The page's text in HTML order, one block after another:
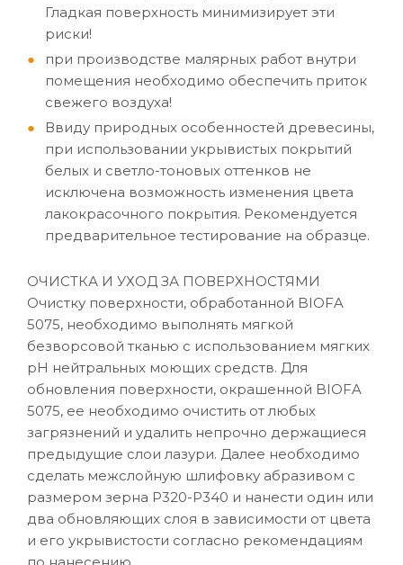
Гладкая поверхность минимизирует эти
риски!
при производстве малярных работ внутри
помещения необходимо обеспечить приток
свежего воздуха!
Ввиду природных особенностей древесины,
при использовании укрывистых покрытий
белых и светло-тоновых оттенков не
исключена возможность изменения цвета
лакокрасочного покрытия. Рекомендуется
предварительное тестирование на образце.
ОЧИСТКА И УХОД ЗА ПОВЕРХНОСТЯМИ
Очистку поверхности, обработанной BIOFA
5075, необходимо выполнять мягкой
безворсовой тканью с использованием мягких
рН нейтральных моющих средств. Для
обновления поверхности, окрашенной BIOFA
5075, ее необходимо очистить от любых
загрязнений и удалить непрочно держащиеся
предыдущие слои лазури. Далее необходимо
сделать межслойную шлифовку абразивом с
размером зерна P320-Р340 и нанести один или
два обновляющих слоя в зависимости от цвета
и его укрывистости согласно рекомендациям